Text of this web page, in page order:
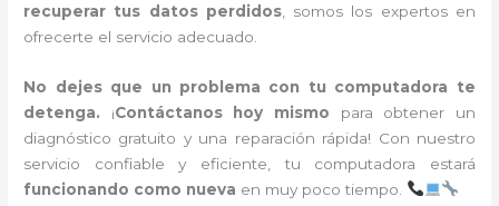
recuperar tus datos perdidos, somos los expertos en
ofrecerte el servicio adecuado.
No dejes que un problema con tu computadora te
detenga. ¡Contáctanos hoy mismo para obtener un
diagnóstico gratuito y una reparación rápida! Con nuestro
servicio confiable y eficiente, tu computadora estará
funcionando como nueva en muy poco tiempo.